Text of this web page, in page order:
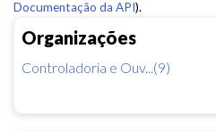
Organizações
Controladoria e Ouv...(9)
Documentação da API).